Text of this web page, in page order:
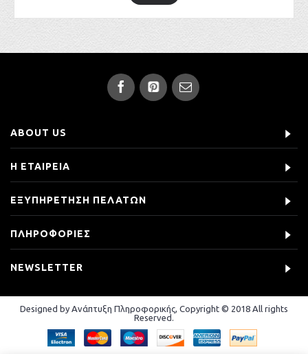
ABOUT US
Η ΕΤΑΙΡΕΙΑ
ΕΞΥΠΗΡΕΤΗΣΗ ΠΕΛΑΤΩΝ
ΠΛΗΡΟΦΟΡΙΕΣ
NEWSLETTER
Designed by Ανάπτυξη Πληροφορικής, Copyright © 2018 All rights
Reserved.